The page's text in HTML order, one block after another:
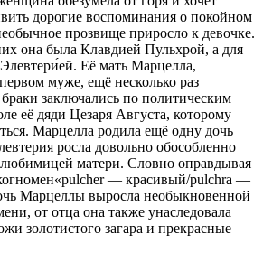
дорогие воспоминания о покойном
прозвище приросло к девочке.
она была Клавдией Пульхрой, а для
Её мать Марцелла,
муже, ещё несколько раз
заключались по политическим
её дяди Цезаря Августа, которому
Марцелла родила ещё одну дочь
росла довольно обособленно
матери. Словно оправдывая
«pulcher — красивый/pulchra —
Марцеллы выросла необыкновенной
от отца она также унаследовала
золотистого загара и прекрасные